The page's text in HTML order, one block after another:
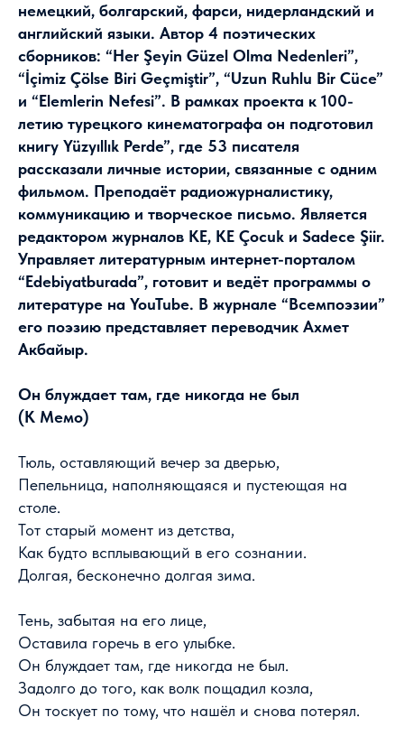
немецкий, болгарский, фарси, нидерландский и
английский языки. Автор 4 поэтических
сборников: “Her Şeyin Güzel Olma Nedenleri”,
“İçimiz Çölse Biri Geçmiştir”, “Uzun Ruhlu Bir Cüce”
и “Elemlerin Nefesi”. В рамках проекта к 100-
летию турецкого кинематографа он подготовил
книгу Yüzyıllık Perde”, где 53 писателя
рассказали личные истории, связанные с одним
фильмом. Преподаёт радиожурналистику,
коммуникацию и творческое письмо. Является
редактором журналов KE, KE Çocuk и Sadece Şiir.
Управляет литературным интернет-порталом
“Edebiyatburada”, готовит и ведёт программы о
литературе на YouTube. В журнале “Всемпоэзии”
его поэзию представляет переводчик Ахмет
Акбайыр.
Он блуждает там, где никогда не был
(К Мемо)
Тюль, оставляющий вечер за дверью,
Пепельница, наполняющаяся и пустеющая на
столе.
Тот старый момент из детства,
Как будто всплывающий в его сознании.
Долгая, бесконечно долгая зима.
Тень, забытая на его лице,
Оставила горечь в его улыбке.
Он блуждает там, где никогда не был.
Задолго до того, как волк пощадил козла,
Он тоскует по тому, что нашёл и снова потерял.